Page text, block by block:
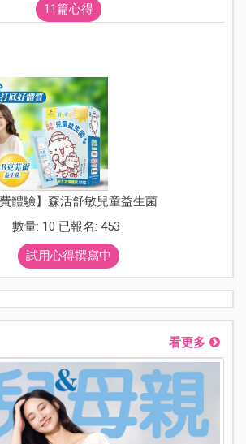
11篇心得
費體驗】森活舒敏兒童益生菌
數量: 10 已報名: 453
試用心得撰寫中
看更多